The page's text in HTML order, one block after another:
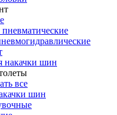
накачки шин
все
шин